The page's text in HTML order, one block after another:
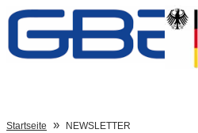
Zum Inhalt
Startseite NEWSLETTER